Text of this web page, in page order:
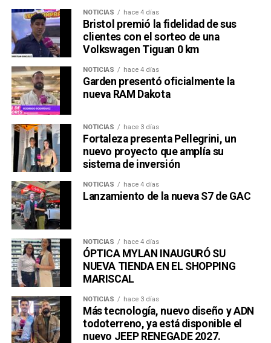
NOTICIAS hace 4 días
Bristol premió la fidelidad de sus
clientes con el sorteo de una
Volkswagen Tiguan 0 km
NOTICIAS hace 4 días
Garden presentó oficialmente la
nueva RAM Dakota
NOTICIAS hace 3 días
Fortaleza presenta Pellegrini, un
nuevo proyecto que amplía su
sistema de inversión
NOTICIAS hace 4 días
Lanzamiento de la nueva S7 de GAC
NOTICIAS hace 4 días
ÓPTICA MYLAN INAUGURÓ SU
NUEVA TIENDA EN EL SHOPPING
MARISCAL
NOTICIAS hace 3 días
Más tecnología, nuevo diseño y ADN
todoterreno, ya está disponible el
nuevo JEEP RENEGADE 2027.